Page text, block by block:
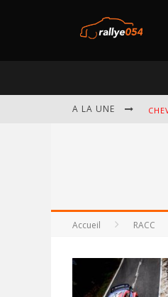
A LA UNE
Accueil RACC